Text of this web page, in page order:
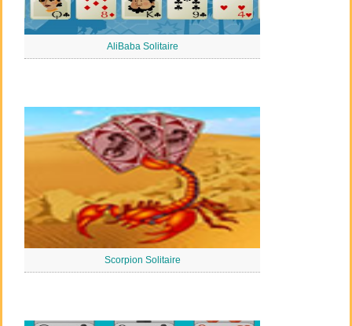
AliBaba Solitaire
Scorpion Solitaire